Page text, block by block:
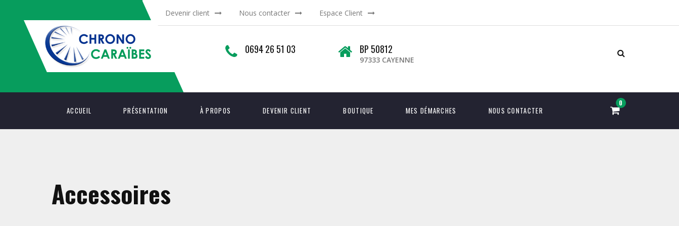
Devenir client Nous contacter Espace Client
0694 26 51 03 BP 50812
97333 CAYENNE
ACCUEIL PRÉSENTATION À PROPOS DEVENIR CLIENT BOUTIQUE MES DÉMARCHES NOUS CONTACTER
Accessoires